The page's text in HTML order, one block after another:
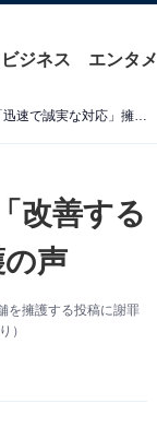
ビジネス エンタメ
ドムドムハンバーガー社長、クレームに謝罪も「改善することは1ミリもない」「迅速で誠実な対応」擁護の声
改善する
声
を擁護する投稿に謝罪
）